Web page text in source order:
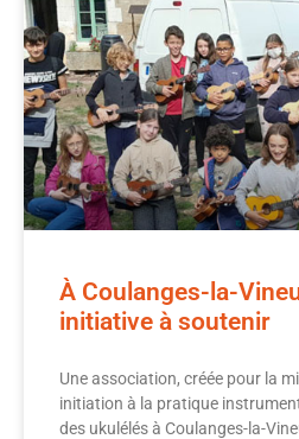
À Coulanges-la-
initiative à soutenir
Une association, créée pour la
initiation à la pratique
des ukulélés à Coulanges-la-